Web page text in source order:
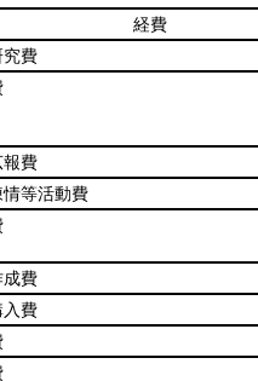
経費
究費
報費
等活動費
成費
入費